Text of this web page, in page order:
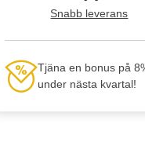
Snabb leverans
Tjäna en bonus på
under nästa kvartal!